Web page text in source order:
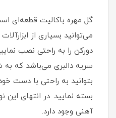
گل مهره باکالیت قطعه‌ای
می‌توانید بسیاری از
دورکن را به راحتی نصب
سریه دالبری می‌باشد که به
بتوانید به راحتی با دست
بسته نمایید. در انتهای این
آهنی وجود دارد.